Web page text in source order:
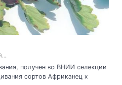
получен во ВНИИ селекции
сортов Африканец х